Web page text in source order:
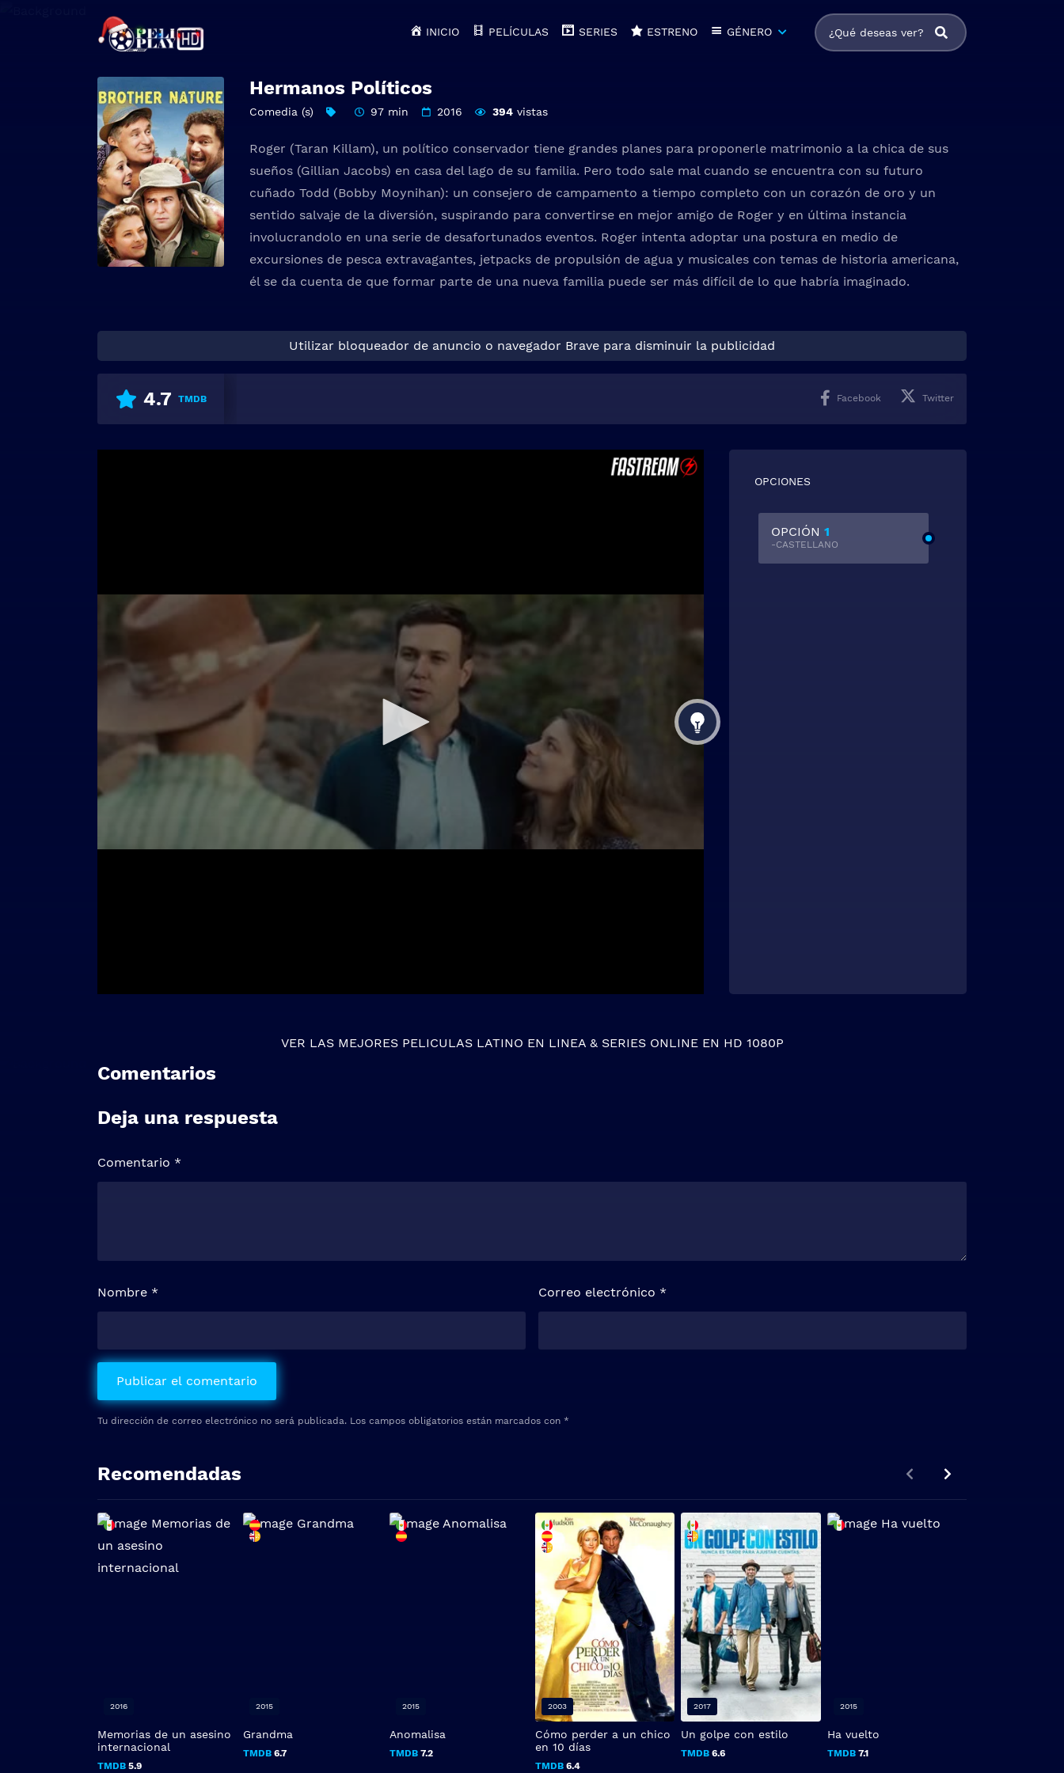
INICIO PELÍCULAS SERIES ESTRENO GÉNERO
Hermanos Políticos
Comedia (s) 97 min 2016 394vistas
Roger (Taran Killam), un político conservador tiene grandes planes para proponerle matrimonio a la chica de sus
sueños (Gillian Jacobs) en casa del lago de su familia. Pero todo sale mal cuando se encuentra con su futuro
cuñado Todd (Bobby Moynihan): un consejero de campamento a tiempo completo con un corazón de oro y un
sentido salvaje de la diversión, suspirando para convertirse en mejor amigo de Roger y en última instancia
involucrandolo en una serie de desafortunados eventos. Roger intenta adoptar una postura en medio de
excursiones de pesca extravagantes, jetpacks de propulsión de agua y musicales con temas de historia americana,
él se da cuenta de que formar parte de una nueva familia puede ser más difícil de lo que habría imaginado.
Utilizar bloqueador de anuncio o navegador Brave para disminuir la publicidad
4.7 TMDB Facebook Twitter
OPCIONES
OPCIÓN 1
-CASTELLANO
VER LAS MEJORES PELICULAS LATINO EN LINEA& SERIES ONLINEEN HD 1080P
Comentarios
Deja una respuesta
Tu dirección de correo electrónico no será publicada. Los campos obligatorios están marcados con *
Comentario *
Nombre * Correo electrónico *
Recomendadas
Memorias de un asesino
internacional
TMDB 5.9
2016
Grandma
TMDB 6.7
2015
Anomalisa
TMDB7.2
2015
Cómo perder a un chico
en 10 días
TMDB6.4
2003
Un golpe con estilo
TMDB 6.6
2017
Ha vuelto
TMDB7.1
2015